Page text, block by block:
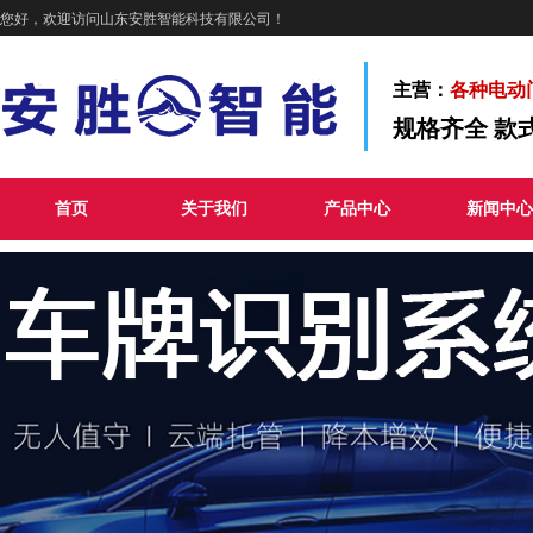
您好，欢迎访问山东安胜智能科技有限公司！
主营： 各种电动
规格齐全 款
首页 关于我们 产品中心 新闻中心